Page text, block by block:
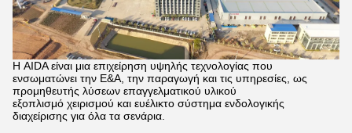
Η AIDA είναι μια επιχείρηση υψηλής τεχνολογίας που
ενσωματώνει την Ε&Α, την παραγωγή και τις υπηρεσίες, ως
προμηθευτής λύσεων επαγγελματικού υλικού
εξοπλισμό χειρισμού και ευέλικτο σύστημα ενδολογικής
διαχείρισης για όλα τα σενάρια.